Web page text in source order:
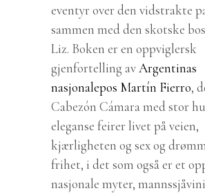
eventyr over den vidstrakte
sammen med den skotske
Liz. Boken er en oppviglersk
gjenfortelling avArgentinas
nasjonalepos Martín Fierro,
Cabezón Cámara med stor
eleganse feirer livet på veien,
kjærligheten og sex og
frihet, i det som også er et
nasjonale myter,